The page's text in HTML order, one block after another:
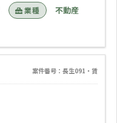
業種 不動産
案件番号：長生091・賃